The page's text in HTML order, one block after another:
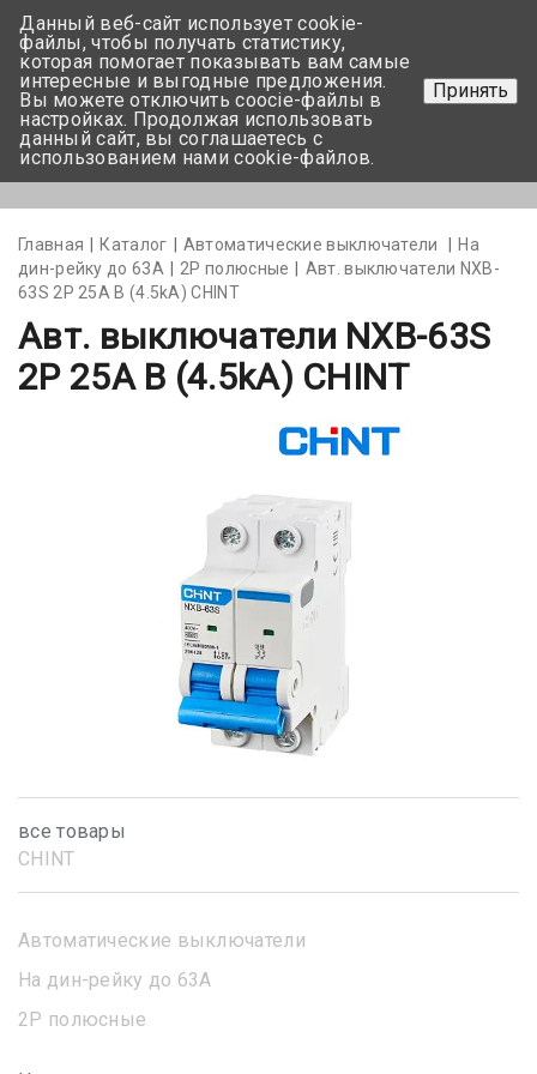
+375 17-350-99-56
+375 44-752-82-08
Задать вопрос
Главная Каталог Автоматические выключатели
На
дин-рейку до 63А
2Р полюсные
Авт. выключатели NXB-
63S 2P 25A В (4.5kA) CHINT
Авт. выключатели NXB-63S
2P 25A В (4.5kA) CHINT
все товары
CHINT
Автоматические выключатели
На дин-рейку до 63А
2Р полюсные
Данный веб-сайт использует cookie-
файлы, чтобы получать статистику,
которая помогает показывать вам самые
интересные и выгодные предложения.
Вы можете отключить coocie-файлы в
настройках. Продолжая использовать
данный сайт, вы соглашаетесь с
использованием нами cookie-файлов.
Принять